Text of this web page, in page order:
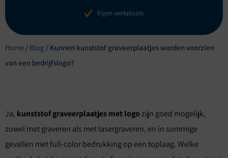
Eigen werkplaats
Home / Blog / Kunnen kunststof graveerplaatjes worden voorzien
van een bedrijfslogo?
Ja, kunststof graveerplaatjes met logozijn goed mogelijk,
zowel met graveren als met lasergraveren, en in sommige
gevallen met full-color bedrukking op een toplaag. Welke